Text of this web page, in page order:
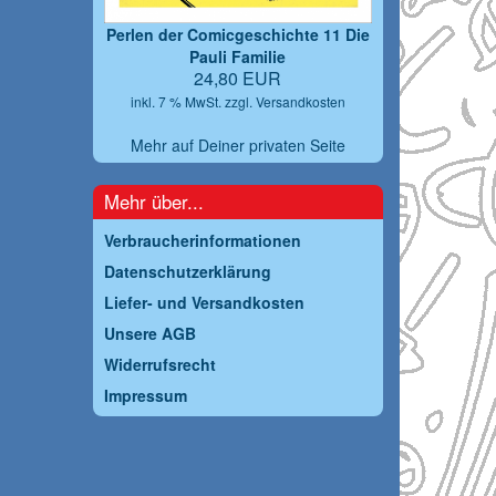
Perlen der Comicgeschichte 11 Die
Pauli Familie
24,80 EUR
inkl. 7 % MwSt. zzgl. Versandkosten
Mehr auf Deiner privaten Seite
Mehr über...
Verbraucherinformationen
Datenschutzerklärung
Liefer- und Versandkosten
Unsere AGB
Widerrufsrecht
Impressum